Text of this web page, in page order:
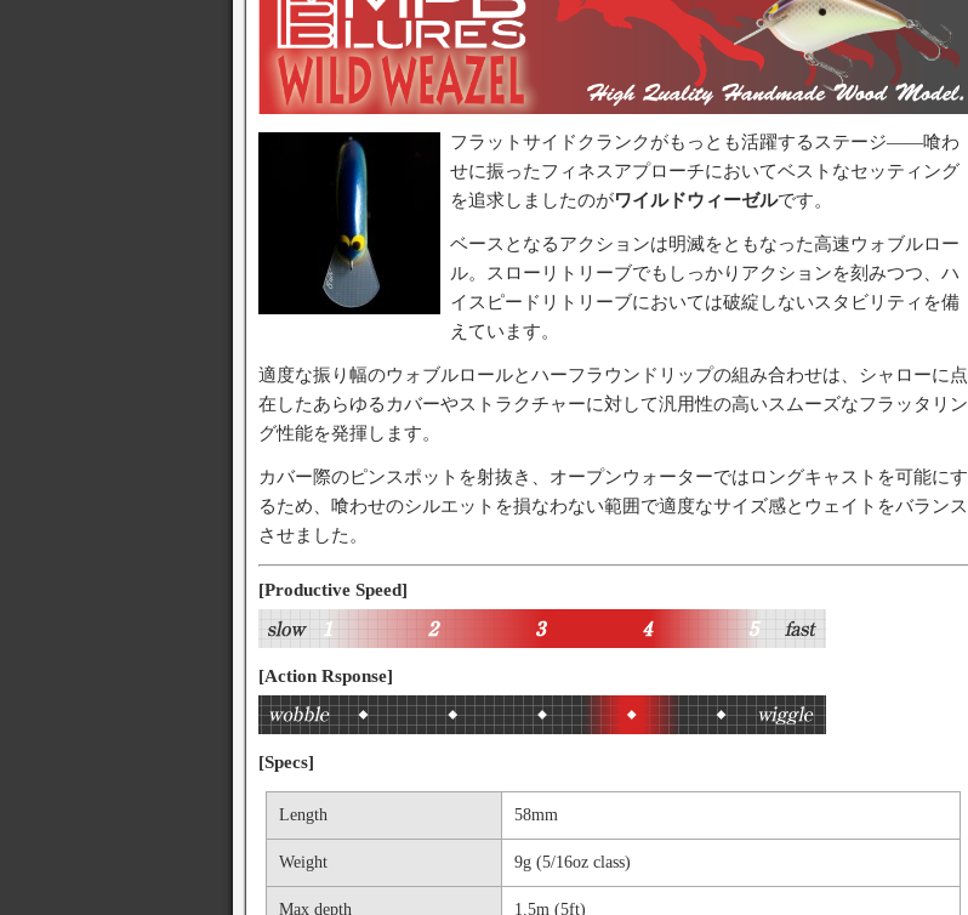
フラットサイドクランクがもっとも活躍するステージ――喰わ
せに振ったフィネスアプローチにおいてベストなセッティング
を追求しましたのがワイルドウィーゼルです。
ベースとなるアクションは明滅をともなった高速ウォブルロー
ル。スローリトリーブでもしっかりアクションを刻みつつ、ハ
イスピードリトリーブにおいては破綻しないスタビリティを備
えています。
適度な振り幅のウォブルロールとハーフラウンドリップの組み合わせは、シャローに点
在したあらゆるカバーやストラクチャーに対して汎用性の高いスムーズなフラッタリン
グ性能を発揮します。
カバー際のピンスポットを射抜き、オープンウォーターではロングキャストを可能にす
るため、喰わせのシルエットを損なわない範囲で適度なサイズ感とウェイトをバランス
させました。
[Productive Speed]
[Action Rsponse]
[Specs]
Length 58mm
Weight 9g (5/16oz class)
Max depth 1.5m (5ft)